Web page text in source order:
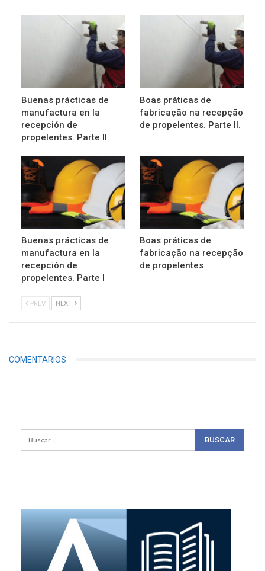
Buenas prácticas de
manufactura en la
recepción de
propelentes. Parte II
Boas práticas de
fabricação na recepção
de propelentes. Parte II.
Buenas prácticas de
manufactura en la
recepción de
propelentes. Parte I
Boas práticas de
fabricação na recepção
de propelentes
PREV NEXT
COMENTARIOS